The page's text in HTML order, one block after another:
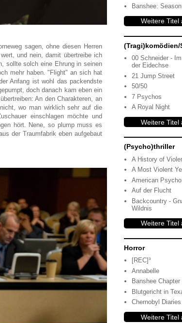
sagen, ohne diesen Herren
und nein, damit übertreibe ich
sollte solch eine Ehrung in seinen
mehr haben. "Flight" an sich hat
Anfang ist wohl das packendste
doch danach kam eben ein
An den Charakteren, an
wo man wirklich sehr auf die
einschlagen möchte und
hört. Nene, so plump muss es
der Traumfabrik eben aufgebaut
Banshee: Season
Weitere Titel
(Tragi)komödien/
00 Schneider -
der Eidechse
21 Jump Street
50/50
7 Psychos
A Royal Night
Weitere Titel
(Psycho)thriller
A History of
A Most Violent
American Psycho
Auf der Flucht
Backcountry -
Wildnis
Weitere Titel
Horror
[REC]³
Annabelle
Banshee Chapter
Blutgericht in
Chernobyl Diaries
Weitere Titel